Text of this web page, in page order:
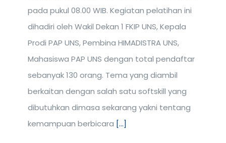
pada pukul 08.00 WIB. Kegiatan pelatihan ini
dihadiri oleh Wakil Dekan 1 FKIP UNS, Kepala
Prodi PAP UNS, Pembina HIMADISTRA UNS,
Mahasiswa PAP UNS dengan total pendaftar
sebanyak 130 orang. Tema yang diambil
berkaitan dengan salah satu softskill yang
dibutuhkan dimasa sekarang yakni tentang
kemampuan berbicara [...]